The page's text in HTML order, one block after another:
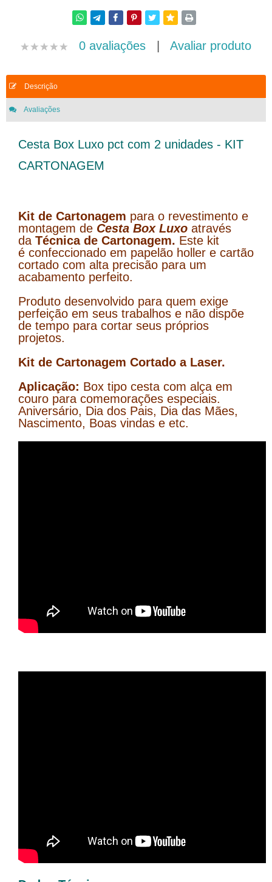
0 avaliações | Avaliar produto
Descrição
Avaliações
Cesta Box Luxo pct com 2 unidades - KIT
CARTONAGEM
Kit de Cartonagem para o revestimento e
montagem de Cesta Box Luxo através
da Técnica de Cartonagem. Este kit
é confeccionado em papelão holler e cartão
cortado com alta precisão para um
acabamento perfeito.
Produto desenvolvido para quem exige
perfeição em seus trabalhos e não dispõe
de tempo para cortar seus próprios
projetos.
Kit de Cartonagem Cortado a Laser.
Aplicação: Box tipo cesta com alça em
couro para comemorações especiais.
Aniversário, Dia dos Pais, Dia das Mães,
Nascimento, Boas vindas e etc.